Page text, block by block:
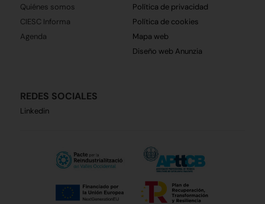
Quiénes somos
CIESC Informa
Agenda
REDES SOCIALES
Linkedin
Política de privacidad
Política de cookies
Mapa web
Diseño web Anunzia